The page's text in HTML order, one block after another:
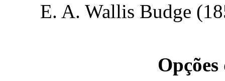
E. A. Wallis Budge